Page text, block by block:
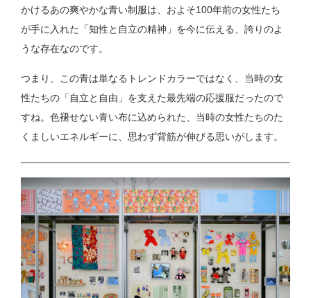
かけるあの爽やかな青い制服は、およそ100年前の女性たち
が手に入れた「知性と自立の精神」を今に伝える、誇りのよ
うな存在なのです。
つまり、この青は単なるトレンドカラーではなく、当時の女
性たちの「自立と自由」を支えた最先端の応援服だったので
すね。色褪せない青い布に込められた、当時の女性たちのた
くましいエネルギーに、思わず背筋が伸びる思いがします。